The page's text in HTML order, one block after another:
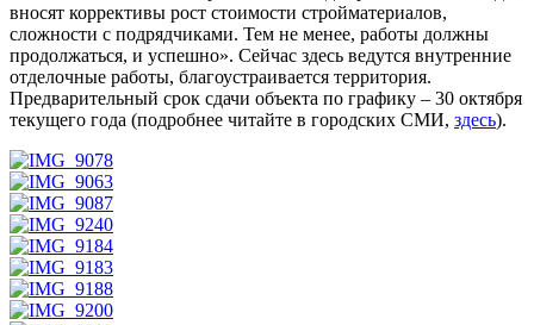
вносят коррективы рост стоимости стройматериалов,
сложности с подрядчиками. Тем не менее, работы должны
продолжаться, и успешно». Сейчас здесь ведутся внутренние
отделочные работы, благоустраивается территория.
Предварительный срок сдачи объекта по графику – 30 октября
текущего года (подробнее читайте в городских СМИ, здесь).